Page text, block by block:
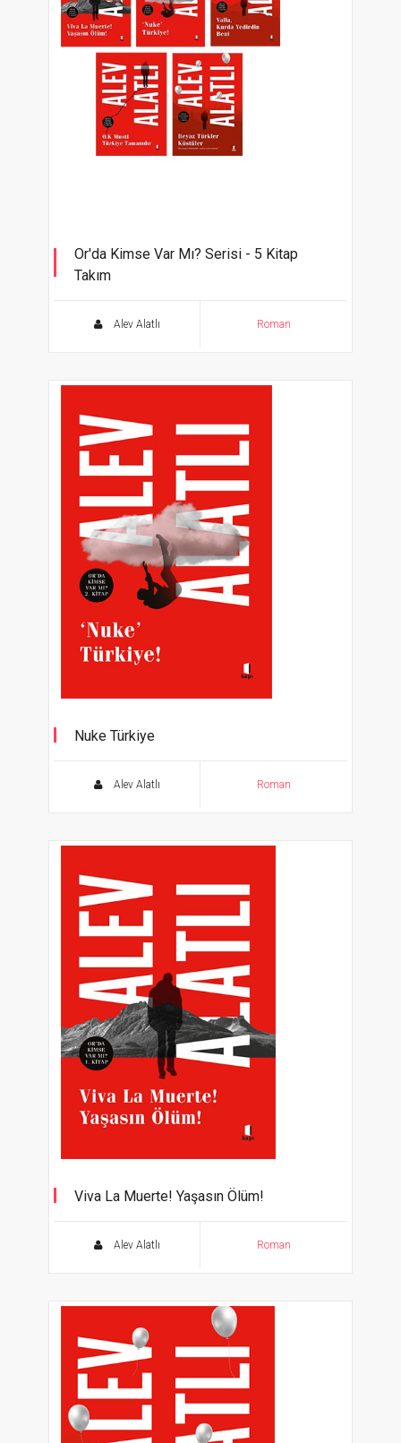
Or'da Kimse Var Mı? Serisi - 5 Kitap
Takım
Alev Alatlı Roman
Nuke Türkiye
Alev Alatlı Roman
Viva La Muerte! Yaşasın Ölüm!
Alev Alatlı Roman